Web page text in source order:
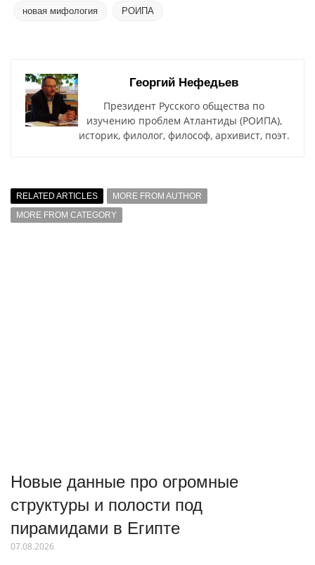
новая мифология РОИПА
Георгий Нефедьев
Президент Русского общества по
изучению проблем Атлантиды (РОИПА),
историк, филолог, философ, архивист, поэт.
RELATED ARTICLES
MORE FROM AUTHOR
MORE FROM CATEGORY
Новые данные про огромные
структуры и полости под
пирамидами в Египте
07.08.2026